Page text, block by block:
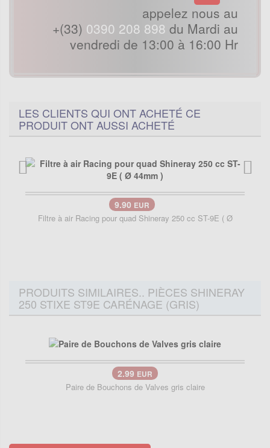
appelez nous au
+(33) 0390 208 898 du Mardi au
vendredi de 13:00 à 16:00 Hr
LES CLIENTS QUI ONT ACHETÉ CE
PRODUIT ONT AUSSI ACHETÉ
9.90 EUR
Filtre à air Racing pour quad Shineray 250 cc ST-9E ( Ø
PRODUITS SIMILAIRES.. PIÈCES SHINERAY
250 STIXE ST9E CARÉNAGE (GRIS)
2.99 EUR
Paire de Bouchons de Valves gris claire